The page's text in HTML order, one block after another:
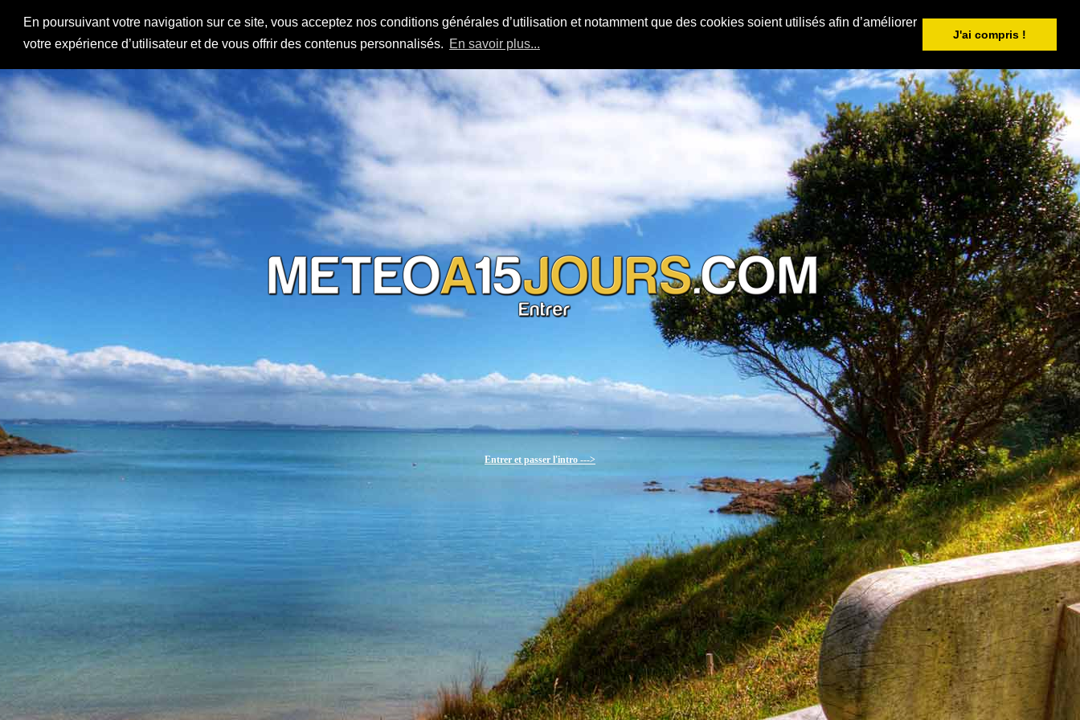
En poursuivant votre navigation sur ce site, vous acceptez nos conditions générales d’utilisation et notamment que des cookies soient utilisés afin d’améliorer
votre expérience d’utilisateur et de vous offrir des contenus personnalisés. En savoir plus...
J'ai compris !
Entrer et passer l'intro --->